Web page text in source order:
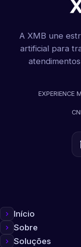
A XMB une
artificial para
EXPERIENCE
Início
Sobre
Soluções